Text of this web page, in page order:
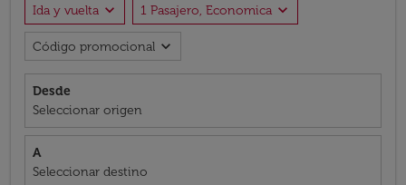
Ida y vuelta expand_more 1 Pasajero, Economica expand_more
Código promocional expand_more
Desde
Seleccionar origen
A
Seleccionar destino